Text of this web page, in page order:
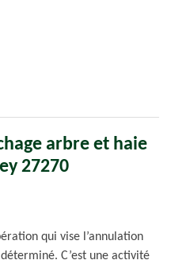
arbre et haie
27270
qui vise l’annulation
C’est une activité